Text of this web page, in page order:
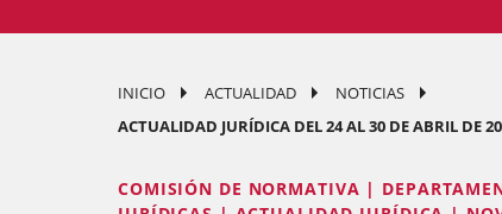
INICIO ACTUALIDAD
NOTICIAS
ACTUALIDAD JURÍDICA DEL 24 AL 30 DE ABRIL DE
COMISIÓN DE NORMATIVA |